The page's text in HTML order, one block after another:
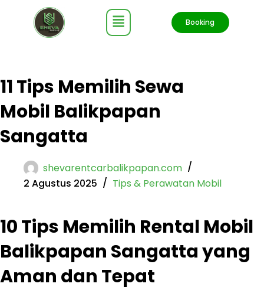
Booking
11 Tips Memilih Sewa
Mobil Balikpapan
Sangatta
shevarentcarbalikpapan.com
2 Agustus 2025
Tips & Perawatan Mobil
10 Tips Memilih Rental Mobil
Balikpapan Sangatta yang
Aman dan Tepat